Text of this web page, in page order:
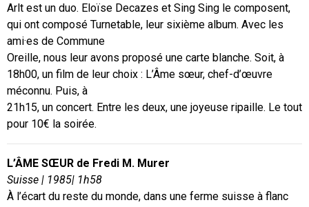
Arlt est un duo. Eloïse Decazes et Sing Sing le composent,
qui ont composé Turnetable, leur sixième album. Avec les
ami·es de Commune
Oreille, nous leur avons proposé une carte blanche. Soit, à
18h00, un film de leur choix : L’Âme sœur, chef-d’œuvre
méconnu. Puis, à
21h15, un concert. Entre les deux, une joyeuse ripaille. Le tout
pour 10€ la soirée.
L’ÂME SŒUR de Fredi M. Murer
Suisse | 1985| 1h58
À l’écart du reste du monde, dans une ferme suisse à flanc